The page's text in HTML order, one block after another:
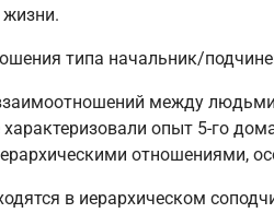
жизни.
типа начальник/
между
опыт 5-го
отношениями,
в иерархическом